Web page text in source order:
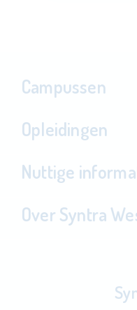
Campussen
Opleidingen
Nuttige
Over Syntra